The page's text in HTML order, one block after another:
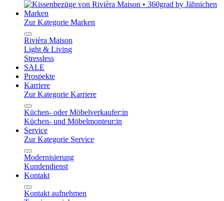
Marken
Zur Kategorie Marken
Rivièra Maison
Light & Living
Stressless
SALE
Prospekte
Karriere
Zur Kategorie Karriere
Küchen- oder Möbelverkaufer:in
Küchen- und Möbelmonteur:in
Service
Zur Kategorie Service
Modernisierung
Kundendienst
Kontakt
Kontakt aufnehmen